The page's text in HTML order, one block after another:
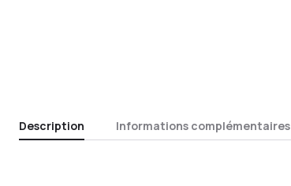
Description Informations complémentaires